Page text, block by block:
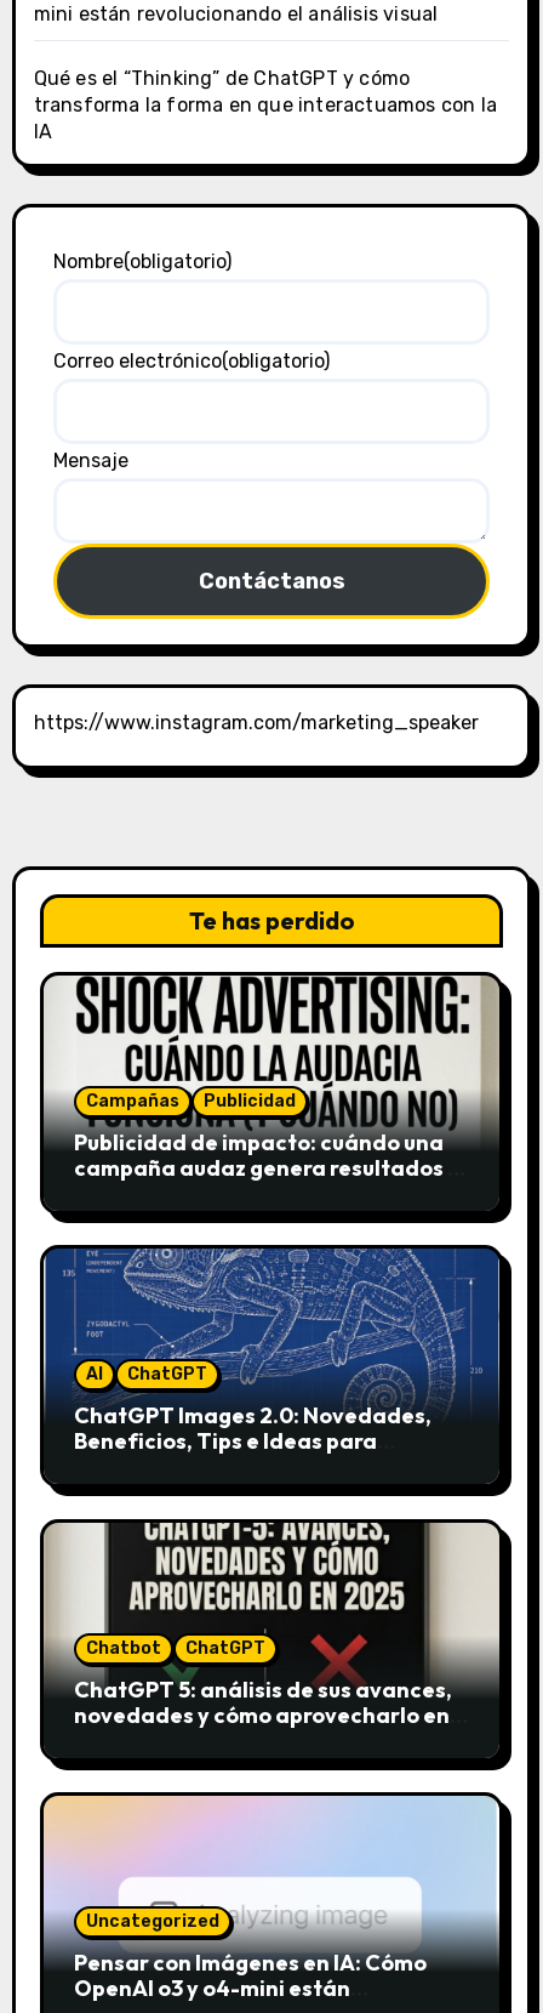
mini están revolucionando el análisis visual
Qué es el “Thinking” de ChatGPT y cómo
transforma la forma en que interactuamos con la
IA
Nombre(obligatorio)
Correo electrónico(obligatorio)
Mensaje
Contáctanos
https://www.instagram.com/marketing_speaker
Te has perdido
Campañas Publicidad
Publicidad de impacto: cuándo una
campaña audaz genera resultados y
AI ChatGPT
ChatGPT Images 2.0: Novedades,
Beneficios, Tips e Ideas para
Chatbot ChatGPT
ChatGPT 5: análisis de sus avances,
novedades y cómo aprovecharlo en
Uncategorized
Pensar con Imágenes en IA: Cómo
OpenAI o3 y o4-mini están